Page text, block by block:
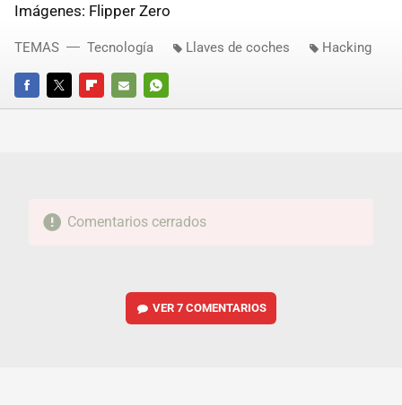
Imágenes: Flipper Zero
FACEBOOKTWITTERFLIPBOARD
E-
WHATSAPP
TEMAS Tecnología Llaves de coches Hacking
Comentarios cerrados
VER7 COMENTARIOS